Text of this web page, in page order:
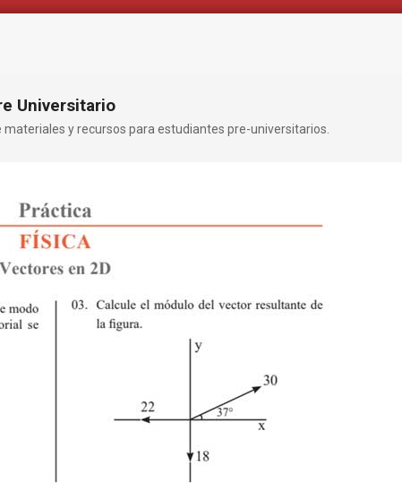
Universitario
y recursos para estudiantes pre-universitarios.